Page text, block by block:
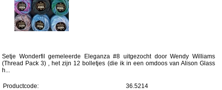
Setje Wonderfil gemeleerde Eleganza #8 uitgezocht door Wendy Williams
(Thread Pack 3) , het zijn 12 bolletjes (die ik in een omdoos van Alison Glass
h...
Productcode:
36.5214